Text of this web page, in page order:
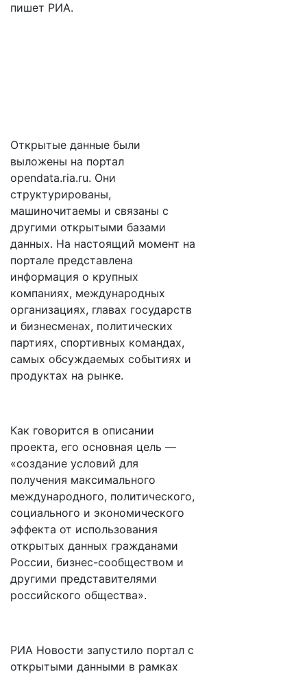
пишет РИА.
Открытые данные были
выложены на портал
opendata.ria.ru. Они
структурированы,
машиночитаемы и связаны с
другими открытыми базами
данных. На настоящий момент на
портале представлена
информация о крупных
компаниях, международных
организациях, главах государств
и бизнесменах, политических
партиях, спортивных командах,
самых обсуждаемых событиях и
продуктах на рынке.
Как говорится в описании
проекта, его основная цель —
«создание условий для
получения максимального
международного, политического,
социального и экономического
эффекта от использования
открытых данных гражданами
России, бизнес-сообществом и
другими представителями
российского общества».
РИА Новости запустило портал с
открытыми данными в рамках